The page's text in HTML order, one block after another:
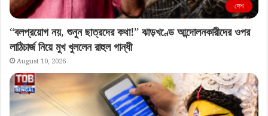
দেশ
“বলপ্রয়োগ নয়, শুনুন ছাত্রদের কথা!” ঝাড়খণ্ডে আন্দোলনকারীদের ওপর
লাঠিচার্জ নিয়ে মুখ খুললেন রাহুল গান্ধী
August 10, 2026